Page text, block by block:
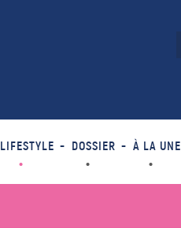
LIFESTYLE DOSSIER À LA UNE